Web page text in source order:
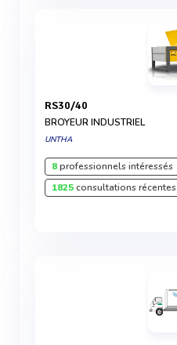
RS30/40
BROYEUR INDUSTRIEL
UNTHA
8professionnels intéressés
1825consultations récentes